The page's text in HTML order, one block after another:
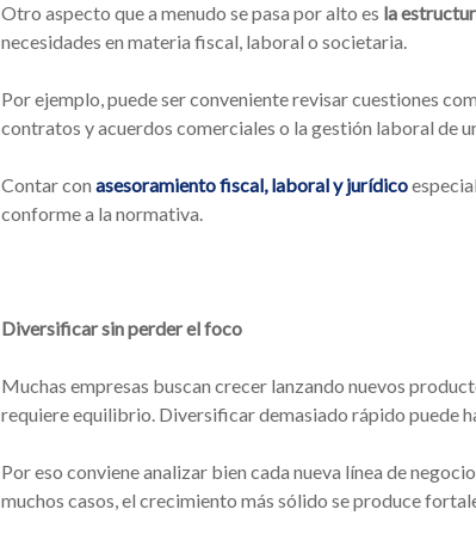
Otro aspecto que a menudo se pasa por alto es la
necesidades en materia fiscal, laboral o societaria.
Por ejemplo, puede ser conveniente revisar cuestiones
contratos y acuerdos comerciales o la gestión laboral de
Contar con asesoramiento fiscal, laboral y jurídico
conforme a la normativa.
Diversificar sin perder el foco
Muchas empresas buscan crecer lanzando nuevos
requiere equilibrio. Diversificar demasiado rápido puede
Por eso conviene analizar bien cada nueva línea de
muchos casos, el crecimiento más sólido se produce